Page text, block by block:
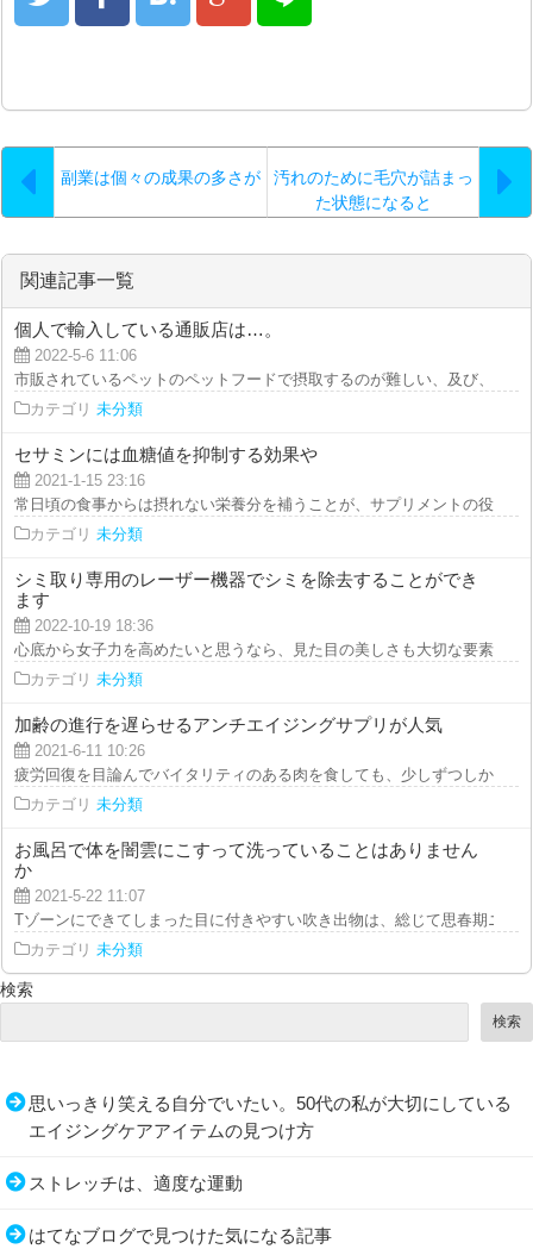
副業は個々の成果の多さが
汚れのために毛穴が詰まっ
た状態になると
関連記事一覧
個人で輸入している通販店は…。
2022-5-6 11:06
市販されているペットのペットフードで摂取するのが難しい、及び、ペッ
カテゴリ 未分類
セサミンには血糖値を抑制する効果や
2021-1-15 23:16
常日頃の食事からは摂れない栄養分を補うことが、サプリメントの役目で
カテゴリ 未分類
シミ取り専用のレーザー機器でシミを除去することができ
ます
2022-10-19 18:36
心底から女子力を高めたいと思うなら、見た目の美しさも大切な要素です
カテゴリ 未分類
加齢の進行を遅らせるアンチエイジングサプリが人気
2021-6-11 10:26
疲労回復を目論んでバイタリティのある肉を食しても、少しずつしか元気
カテゴリ 未分類
お風呂で体を闇雲にこすって洗っていることはありません
か
2021-5-22 11:07
Tゾーンにできてしまった目に付きやすい吹き出物は、総じて思春期ニキ
カテゴリ 未分類
検索
検索
思いっきり笑える自分でいたい。50代の私が大切にしている
エイジングケアアイテムの見つけ方
ストレッチは、適度な運動
はてなブログで見つけた気になる記事